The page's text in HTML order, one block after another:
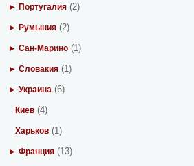
► Португалия (2)
► Румыния (2)
► Сан-Марино (1)
► Словакия (1)
► Украина (6)
Киев (4)
Харьков (1)
► Франция (13)